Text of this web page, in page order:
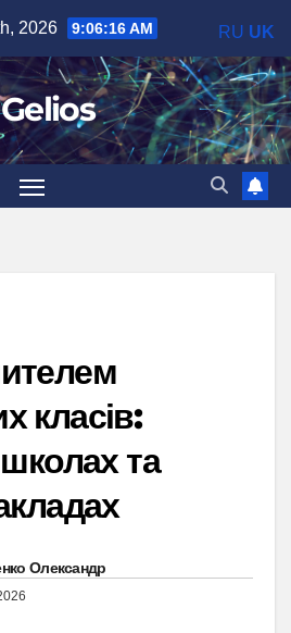
2026 9:06:17 AM
Gelios
класів:
школах та
Олександр
RU UK